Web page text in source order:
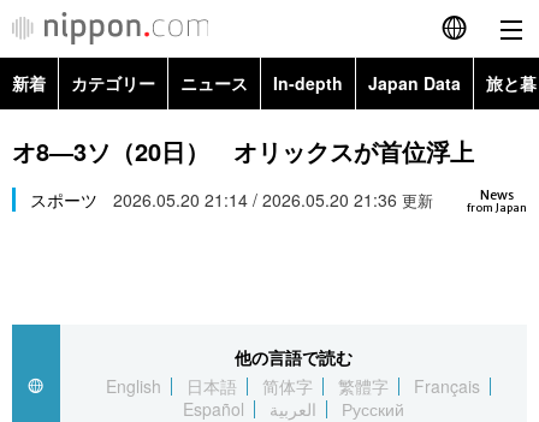
English
简体字
繁體字
العربية
新着 カテゴリー ニュース In-depth Japan Data 旅と
政治・外交
経済・ビジネス
社会
文化
Topics
Images
お知らせ
オ8―3ソ（20日） オリックスが首位浮上
News
from Japan
スポーツ 2026.05.20 21:14 / 2026.05.20 21:36 更新
他の言語で読む
English
日本語 简体字 繁體字
Français
Español
العربية Русский